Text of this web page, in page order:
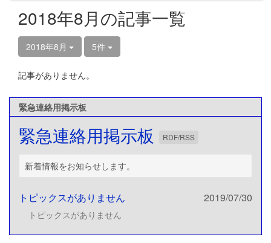
2018年8月の記事一覧
2018年8月 5件
記事がありません。
緊急連絡用掲示板
緊急連絡用掲示板 RDF/RSS
新着情報をお知らせします。
トピックスがありません 2019/07/30
トピックスがありません